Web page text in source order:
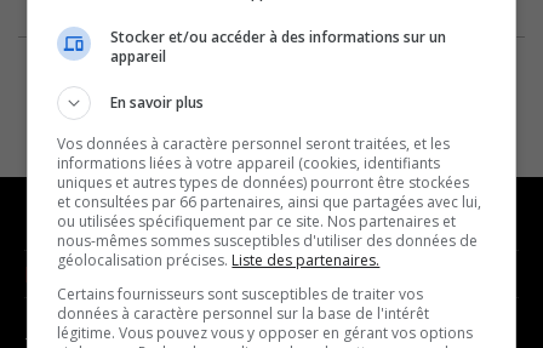
NOUVELLES
- Affaires municipales
MUSIQUE
- Décompte franco
Stocker et/ou accéder à des informations sur un
appareil
En savoir plus
Vos données à caractère personnel seront traitées, et les
informations liées à votre appareil (cookies, identifiants
uniques et autres types de données) pourront être stockées
et consultées par 66 partenaires, ainsi que partagées avec lui,
ou utilisées spécifiquement par ce site. Nos partenaires et
nous-mêmes sommes susceptibles d'utiliser des données de
géolocalisation précises. Liste des partenaires.
Certains fournisseurs sont susceptibles de traiter vos
données à caractère personnel sur la base de l'intérêt
légitime. Vous pouvez vous y opposer en gérant vos options